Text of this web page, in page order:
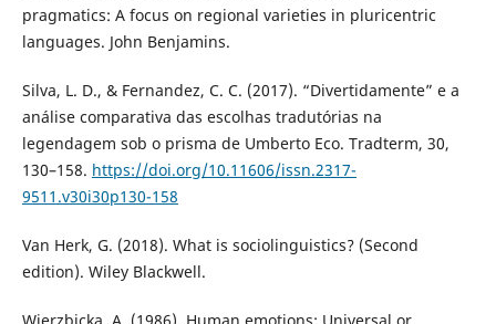
pragmatics: A focus on regional varieties in pluricentric
languages. John Benjamins.
Silva, L. D., & Fernandez, C. C. (2017). “Divertidamente” e a
análise comparativa das escolhas tradutórias na
legendagem sob o prisma de Umberto Eco. Tradterm, 30,
130–158. https://doi.org/10.11606/issn.2317-
9511.v30i30p130-158
Van Herk, G. (2018). What is sociolinguistics? (Second
edition). Wiley Blackwell.